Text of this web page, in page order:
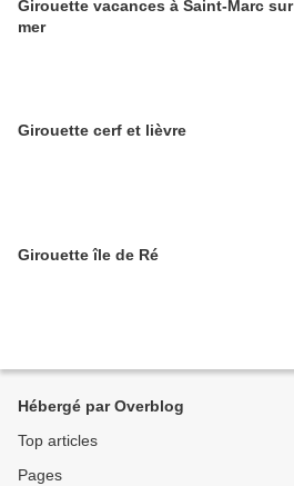
Girouette vacances à Saint-Marc sur
mer
Girouette cerf et lièvre
Girouette île de Ré
Hébergé par Overblog
Top articles
Pages